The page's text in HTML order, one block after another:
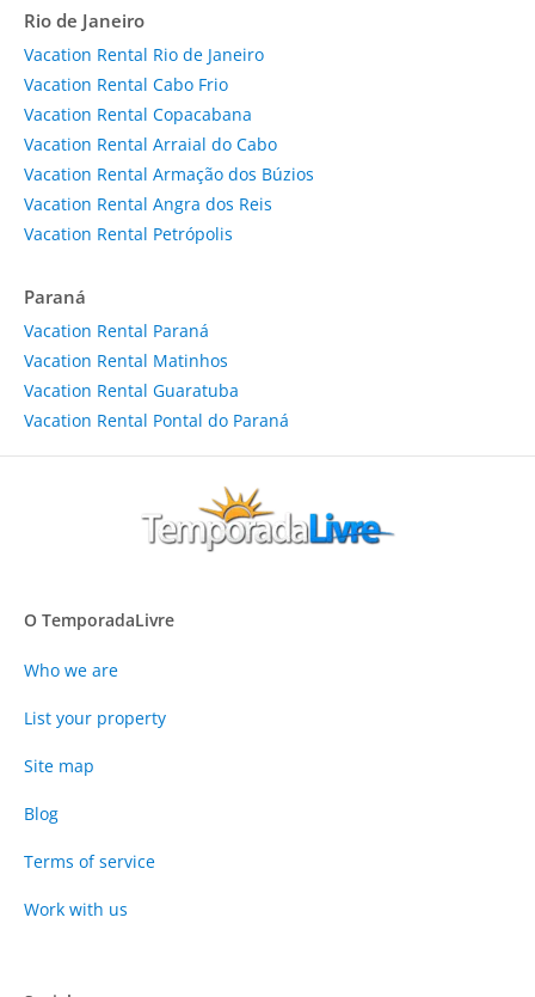
Rio de Janeiro
Vacation Rental Rio de Janeiro
Vacation Rental Cabo Frio
Vacation Rental Copacabana
Vacation Rental Arraial do Cabo
Vacation Rental Armação dos Búzios
Vacation Rental Angra dos Reis
Vacation Rental Petrópolis
Paraná
Vacation Rental Paraná
Vacation Rental Matinhos
Vacation Rental Guaratuba
Vacation Rental Pontal do Paraná
O TemporadaLivre
Who we are
List your property
Site map
Blog
Terms of service
Work with us